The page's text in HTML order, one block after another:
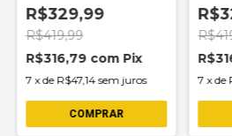
R$329,99
R$419,99
R$316,79 com Pix
7 xde R$47,14 sem juros
COMPRAR
7 xde